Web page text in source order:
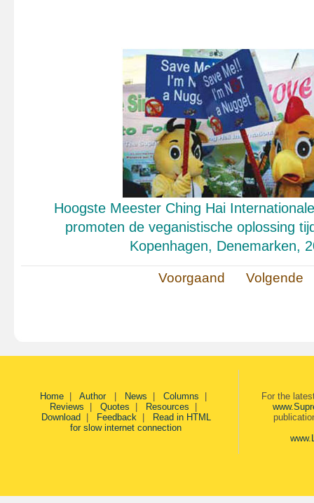
Hoogste Meester Ching Hai
promoten de veganistische oplossing
Kopenhagen, Denemarken,
Voorgaand Volgende
Home| Author News Columns
Reviews
Quotes Resources
Download
Feedback|
Read in HTML
for slow internet connection
For the